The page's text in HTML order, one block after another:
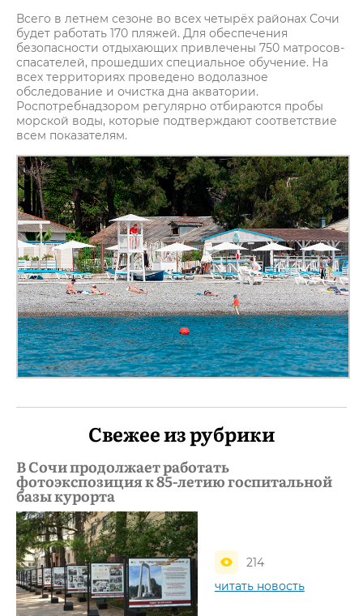
Всего в летнем сезоне во всех четырёх районах Сочи
будет работать 170 пляжей. Для обеспечения
безопасности отдыхающих привлечены 750 матросов-
спасателей, прошедших специальное обучение. На
всех территориях проведено водолазное
обследование и очистка дна акватории.
Роспотребнадзором регулярно отбираются пробы
морской воды, которые подтверждают соответствие
всем показателям.
Свежее из рубрики
В Сочи продолжает работать
фотоэкспозиция к 85-летию госпитальной
базы курорта
214
читать новость